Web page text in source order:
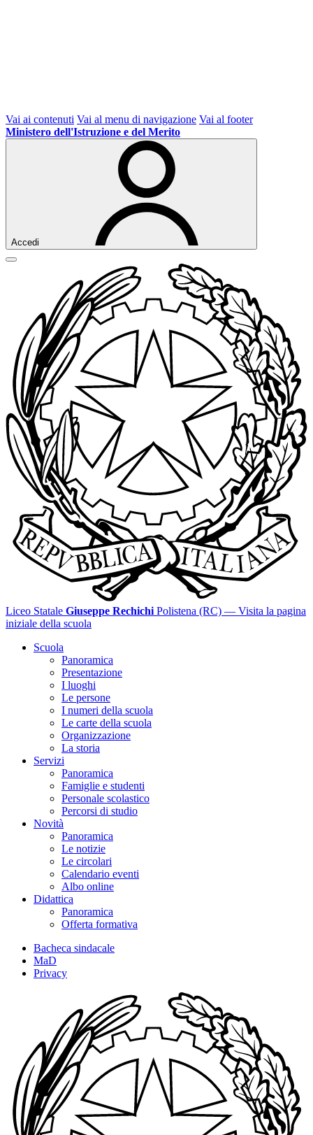
Vai ai contenuti Vai al menu di navigazione Vai al footer
Ministero dell'Istruzione e del Merito
Accedi
Liceo Statale Giuseppe Rechichi Polistena (RC) — Visita la pagina
iniziale della scuola
Scuola
Panoramica
Presentazione
I luoghi
Le persone
I numeri della scuola
Le carte della scuola
Organizzazione
La storia
Servizi
Panoramica
Famiglie e studenti
Personale scolastico
Percorsi di studio
Novità
Panoramica
Le notizie
Le circolari
Calendario eventi
Albo online
Didattica
Panoramica
Offerta formativa
Bacheca sindacale
MaD
Privacy